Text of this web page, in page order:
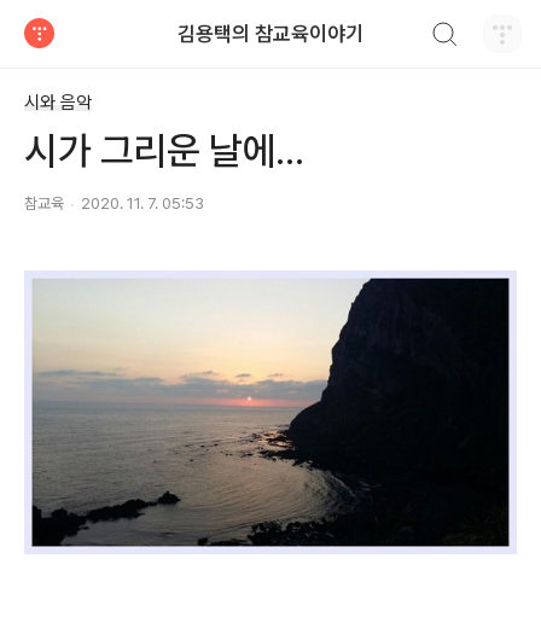
김용택의 참교육이야기
시와 음악
시가 그리운 날에...
참교육 2020. 11. 7. 05:53